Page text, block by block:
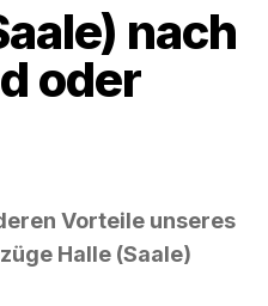
nach
oder
Vorteile unseres
Halle (Saale)